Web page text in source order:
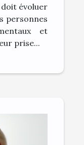
évoluer
personnes
et
prise...